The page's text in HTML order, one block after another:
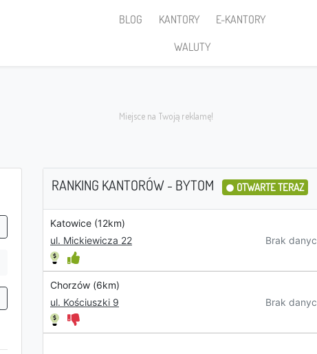
BLOG KANTORY
E-KANTORY
WALUTY
Sprzedaję
RANKING KANTORÓW - BYTOM OTWARTE TERAZ
Katowice (12km)
ul. Mickiewicza 22
Brak
Chorzów (6km)
ul. Kościuszki 9
Brak